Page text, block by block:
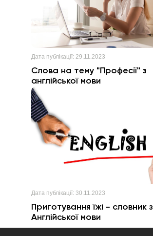
Дата публікації: 29.11.2023
Слова на тему "Професії" з
англійської мови
Дата публікації: 30.11.2023
Приготування їжі - словник з
Англійської мови